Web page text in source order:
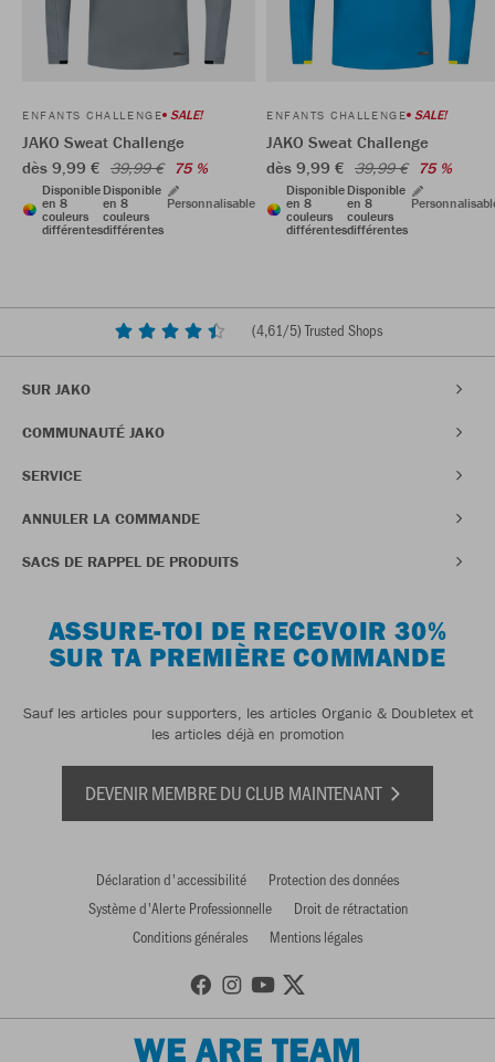
ENFANTS CHALLENGE SALE!
JAKO Sweat Challenge
dès 9,99 € 39,99 € 75 %
Disponible
en 8
couleurs
différentes
Disponible
en 8
couleurs
différentes
Personnalisable
ENFANTS CHALLENGE SALE!
JAKO Sweat Challenge
dès 9,99 € 39,99 € 75 %
Disponible
en 8
couleurs
différentes
Disponible
en 8
couleurs
différentes
(4,61/5) Trusted Shops
SUR JAKO
COMMUNAUTÉ JAKO
SERVICE
ANNULER LA COMMANDE
SACS DE RAPPEL DE PRODUITS
ASSURE-TOI DE RECEVOIR 30%
SUR TA PREMIÈRE COMMANDE
Sauf les articles pour supporters, les articles Organic & Doubletex et
les articles déjà en promotion
DEVENIR MEMBRE DU CLUB MAINTENANT
Déclaration d'accessibilité
Protection des données
Système d'Alerte Professionnelle
Droit de rétractation
Conditions générales
Mentions légales
WE ARE TEAM